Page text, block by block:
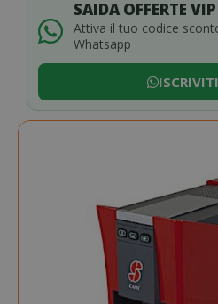
SAIDA OFFERTE VIP
Attiva il tuo codice
Whatsapp